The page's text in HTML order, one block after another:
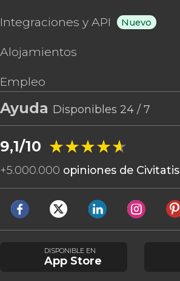
Integraciones y API Nuevo
Alojamientos
Empleo
Ayuda Disponibles 24 / 7
9,1/10 ★★★★★
★★★★★
+5.000.000 opiniones de Civitatis
DISPONIBLE EN
App Store